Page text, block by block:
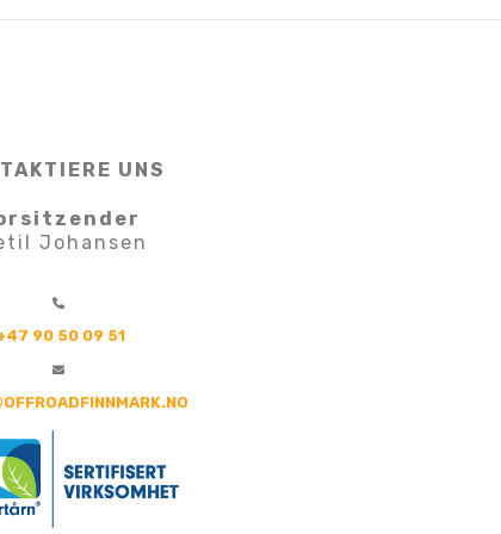
UNS
Johansen
90 50 09 51